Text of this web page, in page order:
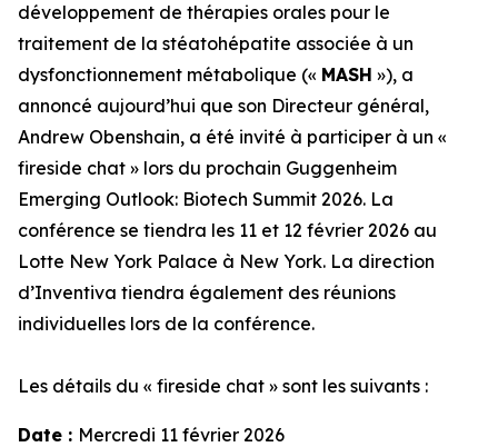
développement de thérapies orales pour le
traitement de la stéatohépatite associée à un
dysfonctionnement métabolique (« MASH »), a
annoncé aujourd’hui que son Directeur général,
Andrew Obenshain, a été invité à participer à un «
fireside chat » lors du prochain Guggenheim
Emerging Outlook: Biotech Summit 2026. La
conférence se tiendra les 11 et 12 février 2026 au
Lotte New York Palace à New York. La direction
d’Inventiva tiendra également des réunions
individuelles lors de la conférence.
Les détails du « fireside chat » sont les suivants :
Date : Mercredi 11 février 2026